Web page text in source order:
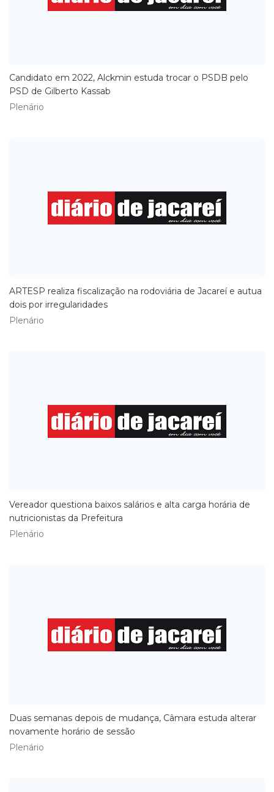
Candidato em 2022, Alckmin estuda trocar o PSDB pelo
PSD de Gilberto Kassab
Plenário
ARTESP realiza fiscalização na rodoviária de Jacareí e autua
dois por irregularidades
Plenário
​Vereador questiona baixos salários e alta carga horária de
nutricionistas da Prefeitura
Plenário
Duas semanas depois de mudança, Câmara estuda alterar
novamente horário de sessão
Plenário